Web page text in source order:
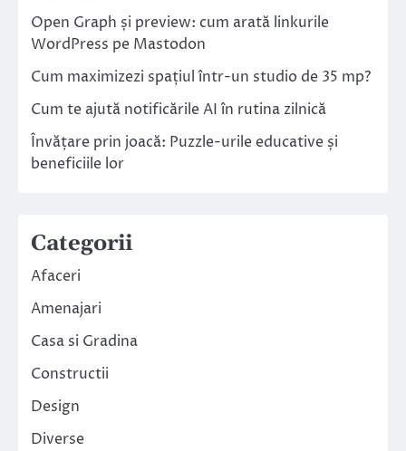
Open Graph și preview: cum arată linkurile
WordPress pe Mastodon
Cum maximizezi spațiul într-un studio de 35 mp?
Cum te ajută notificările AI în rutina zilnică
Învățare prin joacă: Puzzle-urile educative și
beneficiile lor
Categorii
Afaceri
Amenajari
Casa si Gradina
Constructii
Design
Diverse